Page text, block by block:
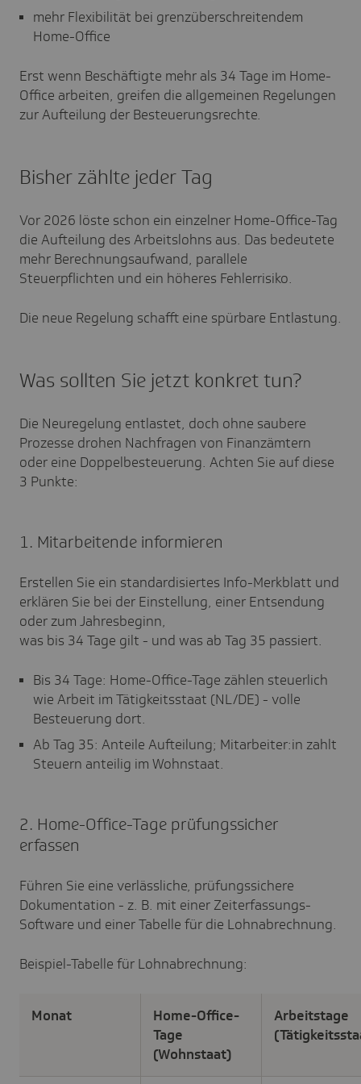
mehr Flexibilität bei grenzüberschreitendem
Home-Office
Erst wenn Beschäftigte mehr als 34 Tage im Home-
Office arbeiten, greifen die allgemeinen Regelungen
zur Aufteilung der Besteuerungsrechte.
Bisher zählte jeder Tag
Vor 2026 löste schon ein einzelner Home-Office-Tag
die Aufteilung des Arbeitslohns aus. Das bedeutete
mehr Berechnungsaufwand, parallele
Steuerpflichten und ein höheres Fehlerrisiko.
Die neue Regelung schafft eine spürbare Entlastung.
Was sollten Sie jetzt konkret tun?
Die Neuregelung entlastet, doch ohne saubere
Prozesse drohen Nachfragen von Finanzämtern
oder eine Doppelbesteuerung. Achten Sie auf diese
3 Punkte:
1. Mitarbeitende informieren
Erstellen Sie ein standardisiertes Info-Merkblatt und
erklären Sie bei der Einstellung, einer Entsendung
oder zum Jahresbeginn,
was bis 34 Tage gilt - und was ab Tag 35 passiert.
Bis 34 Tage: Home-Office-Tage zählen steuerlich
wie Arbeit im Tätigkeitsstaat (NL/DE) - volle
Besteuerung dort.
Ab Tag 35: Anteile Aufteilung; Mitarbeiter:in zahlt
Steuern anteilig im Wohnstaat.
2. Home-Office-Tage prüfungssicher
erfassen
Führen Sie eine verlässliche, prüfungssichere
Dokumentation - z. B. mit einer Zeiterfassungs-
Software und einer Tabelle für die Lohnabrechnung.
Beispiel-Tabelle für Lohnabrechnung:
Monat
Home-Office-
Tage
(Wohnstaat)
Arbeitstage